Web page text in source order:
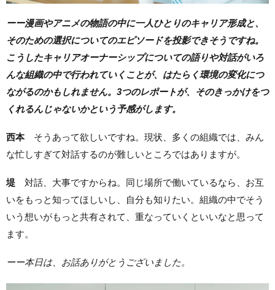
ーー漫画やアニメの物語の中に一人ひとりのキャリア形成と、
そのための選択についてのエピソードを投影できそうですね。
こうしたキャリアオーナーシップについての語りや対話がいろ
んな組織の中で行われていくことが、はたらく環境の変化につ
ながるのかもしれません。3つのレポートが、そのきっかけをつ
くれるんじゃないかという予感がします。
西本そうあって欲しいですね。現状、多くの組織では、みん
な忙しすぎて対話するのが難しいところではありますが。
堤 対話、大事ですからね。同じ場所で働いているなら、お互
いをもっと知ってほしいし、自分も知りたい。組織の中でそう
いう想いがもっと共有されて、重なっていくといいなと思って
ます。
ーー本日は、お話ありがとうございました。